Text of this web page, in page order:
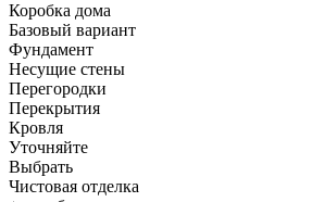
Коробка дома
Базовый вариант
Фундамент
Несущие стены
Перегородки
Перекрытия
Кровля
Уточняйте
Выбрать
Чистовая отделка